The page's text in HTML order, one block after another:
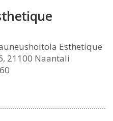
Esthetique
21100 Naantali